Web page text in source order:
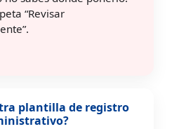
“Revisar
plantilla de registro